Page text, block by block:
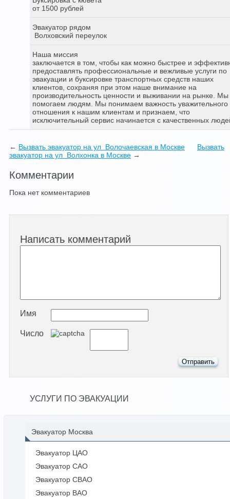
от 1500 рублей
Эвакуатор рядом
Волховский переулок
Наша миссия
заключается в том, чтобы как можно быстрее и
предоставлять профессиональные и вежливые услуги по
эвакуации и буксировке транспортных средств наших
клиентов, сохраняя при этом наше внимание на
производительность ценности и выживании на рынке. Мы
помогаем людям. Мы понимаем важность уважительного
отношения к нашим клиентам и признаем, что
исключительный сервис начинается с качественных
← Вызвать эвакуатор на ул Волочаевская в Москве
Вызвать
эвакуатор на ул Волхонка в Москве →
Комментарии
Пока нет комментариев
Написать комментарий
Имя
Число
УСЛУГИ ПО ЭВАКУАЦИИ
Эвакуатор Москва
Эвакуатор ЦАО
Эвакуатор САО
Эвакуатор СВАО
Эвакуатор ВАО